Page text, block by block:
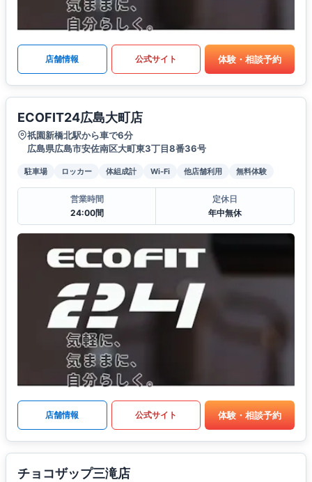
店舗情報 公式サイト 体験・相談予約
ECOFIT24広島大町店
祇園新橋北駅から車で6分
広島県広島市安佐南区大町東3丁目8番36号
駐車場 ロッカー 体組成計 Wi-Fi 他店舗利用 無料体験
営業時間
24:00間
定休日
年中無休
店舗情報 公式サイト 体験・相談予約
チョコザップ三滝店